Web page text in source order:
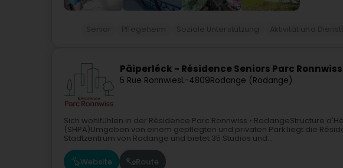
Päiperléck - Résidence Seniors Parc Ronnwiss
5 Rue RonnwiesL-4809Rodange (Rodange)
Sich wohlfühlen in der Résidence Parc Ronnwiss • RodangeStructure
(SHPA)Umgeben von einem gepflegten und privaten Park liegt die
Stadtzentrum von Rodange und bietet 35 Studios und...
Website Route